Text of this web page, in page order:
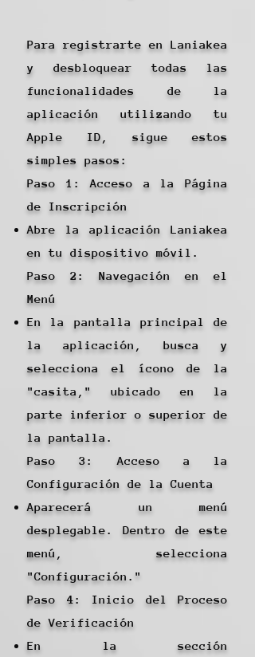
Para registrarte en Laniakea
y desbloquear todas las
funcionalidades de la
aplicación utilizando tu
Apple ID, sigue estos
simples pasos:
Paso 1: Acceso a la Página
de Inscripción
Abre la aplicación Laniakea
en tu dispositivo móvil.
Paso 2: Navegación en el
Menú
En la pantalla principal de
la aplicación, busca y
selecciona el ícono de la
"casita," ubicado en la
parte inferior o superior de
la pantalla.
Paso 3: Acceso a la
Configuración de la Cuenta
Aparecerá un menú
desplegable. Dentro de este
menú, selecciona
"Configuración."
Paso 4: Inicio del Proceso
de Verificación
En la sección